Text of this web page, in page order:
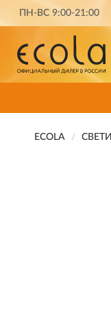
ПН-ВС 9:00-21:00
ECOLA